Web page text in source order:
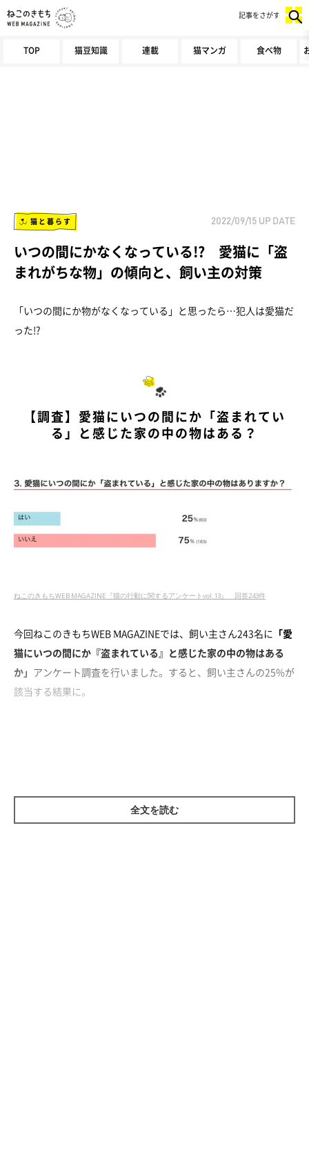
TOP 猫豆知識 連載 猫マンガ 食べ物
記事をさがす
猫と暮らす 2022/09/15 UP DATE
いつの間にかなくなっている!? 愛猫に「盗
まれがちな物」の傾向と、飼い主の対策
「いつの間にか物がなくなっている」と思ったら…犯人は愛猫だ
った!?
【調査】愛猫にいつの間にか「盗まれてい
る」と感じた家の中の物はある？
ねこのきもちWEB MAGAZINE『猫の行動に関するアンケートvol.13』 回答243件
今回ねこのきもちWEB MAGAZINEでは、飼い主さん243名に 「愛
猫にいつの間にか『盗まれている』と感じた家の中の物はある
か」 アンケート調査を行いました。すると、飼い主さんの25%が
該当する結果に。
全文を読む